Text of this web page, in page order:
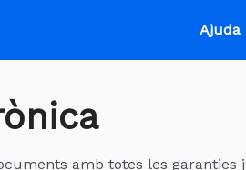
Ajuda
amb totes les garanties